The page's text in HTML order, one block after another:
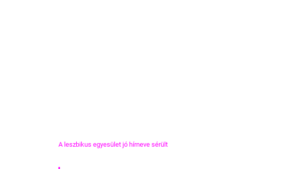
A leszbikus egyesület jó hírneve sérült